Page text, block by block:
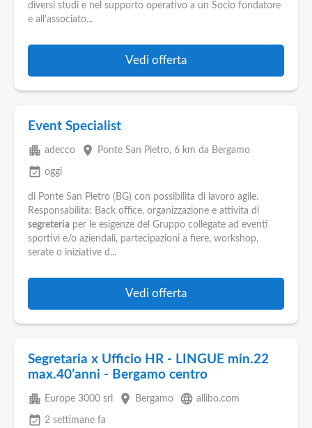
diversi studi e nel supporto operativo a un Socio fondatore
e all’associato...
Vedi offerta
Event Specialist
apartment adecco place Ponte San Pietro, 6 km da Bergamo
event_available oggi
di Ponte San Pietro (BG) con possibilita di lavoro agile.
Responsabilita: Back office, organizzazione e attivita di
segreteria per le esigenze del Gruppo collegate ad eventi
sportivi e/o aziendali, partecipazioni a fiere, workshop,
serate o iniziative d...
Vedi offerta
Segretaria x Ufficio HR - LINGUE min.22
max.40’anni - Bergamo centro
apartment Europe 3000 srl place Bergamo language allibo.com
event_available 2 settimane fa